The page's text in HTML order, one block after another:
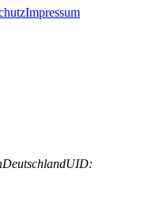
Impressum
DeutschlandUID: